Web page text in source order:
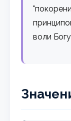
воли